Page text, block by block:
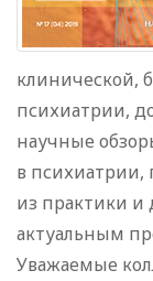
клинической,
психиатрии,
научные
в психиатрии,
из практики
актуальным
Уважаемые